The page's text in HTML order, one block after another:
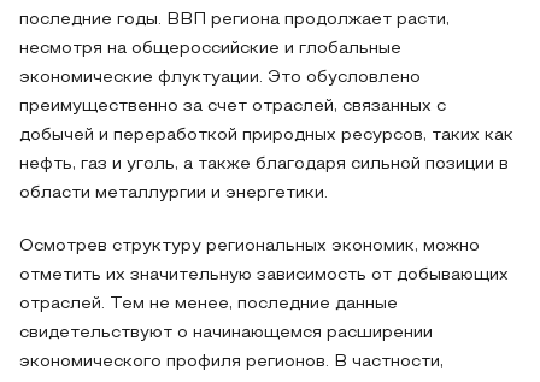
последние годы. ВВП региона продолжает расти,
несмотря на общероссийские и глобальные
экономические флуктуации. Это обусловлено
преимущественно за счет отраслей, связанных с
добычей и переработкой природных ресурсов, таких как
нефть, газ и уголь, а также благодаря сильной позиции в
области металлургии и энергетики.
Осмотрев структуру региональных экономик, можно
отметить их значительную зависимость от добывающих
отраслей. Тем не менее, последние данные
свидетельствуют о начинающемся расширении
экономического профиля регионов. В частности,